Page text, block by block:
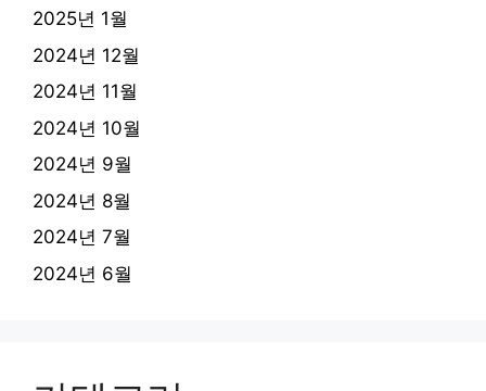
2025년 1월
2024년 12월
2024년 11월
2024년 10월
2024년 9월
2024년 8월
2024년 7월
2024년 6월